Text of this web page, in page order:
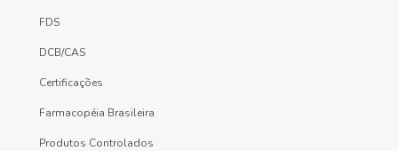
FDS
DCB/CAS
Certificações
Farmacopéia Brasileira
Produtos Controlados